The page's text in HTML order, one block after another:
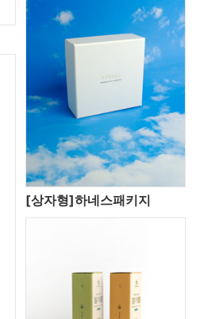
[상자형]하네스패키지